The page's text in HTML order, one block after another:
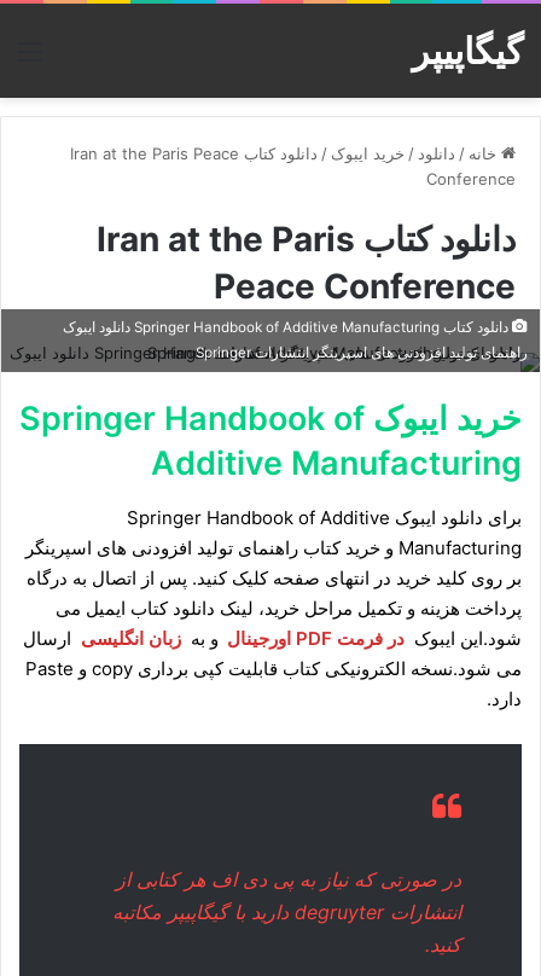
گیگاپیپر
خانه / دانلود / خرید ایبوک /
دانلود کتاب Iran at the Paris Peace
Conference
دانلود کتاب Iran at the Paris
Peace Conference
دانلود کتاب Springer Handbook of Additive Manufacturing دانلود ایبوک
راهنمای تولید افزودنی های اسپرینگر انتشارات Springer
خرید ایبوک Springer Handbook of
Additive Manufacturing
برای دانلود ایبوک Springer Handbook of Additive
Manufacturing و خرید کتاب راهنمای تولید افزودنی های اسپرینگر
بر روی کلید خرید در انتهای صفحه کلیک کنید. پس از اتصال به درگاه
پرداخت هزینه و تکمیل مراحل خرید، لینک دانلود کتاب ایمیل می
شود.این ایبوک در فرمت PDF اورجینال و به زبان انگلیسی ارسال
می شود.نسخه الکترونیکی کتاب قابلیت کپی برداری copy و Paste
دارد.
در صورتی که نیاز به پی دی اف هر کتابی از
انتشارات degruyter دارید با
گیگاپیپر مکاتبه
کنید.